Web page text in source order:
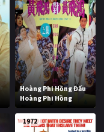
Hoàng Phi Hồng Đấu
Hoàng Phi Hồng
1972